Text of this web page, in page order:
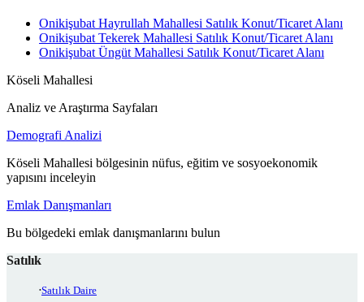
Onikişubat Hayrullah Mahallesi Satılık Konut/Ticaret Alanı
Onikişubat Tekerek Mahallesi Satılık Konut/Ticaret Alanı
Onikişubat Üngüt Mahallesi Satılık Konut/Ticaret Alanı
Köseli Mahallesi
Analiz ve Araştırma Sayfaları
Demografi Analizi
Köseli Mahallesi bölgesinin nüfus, eğitim ve sosyoekonomik
yapısını inceleyin
Emlak Danışmanları
Bu bölgedeki emlak danışmanlarını bulun
Satılık
Satılık Daire